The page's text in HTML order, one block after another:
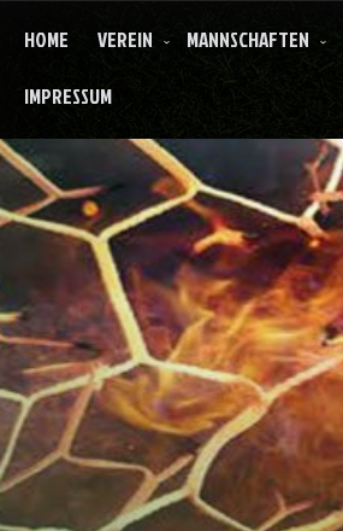
HOME VEREIN MANNSCHAFTEN
IMPRESSUM